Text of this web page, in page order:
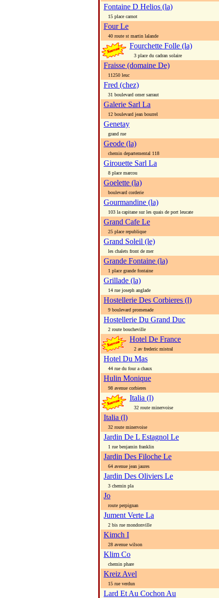
Fontaine D Helios (la)
15 place carnot
Four Le
40 route st martin lalande
Fourchette Folle (la)
3 place du cadran solaire
Fraisse (domaine De)
11250 leuc
Fred (chez)
31 boulevard omer sarraut
Galerie Sarl La
12 boulevard jean bourrel
Genetay
grand rue
Geode (la)
chemin departemental 118
Girouette Sarl La
8 place marcou
Goelette (la)
boulevard corderie
Gourmandine (la)
103 la capitane sur les quais de port leucate
Grand Cafe Le
25 place republique
Grand Soleil (le)
les chalets front de mer
Grande Fontaine (la)
1 place grande fontaine
Grillade (la)
14 rue joseph anglade
Hostellerie Des Corbieres (l)
9 boulevard promenade
Hostellerie Du Grand Duc
2 route boucheville
Hotel De France
2 av frederic mistral
Hotel Du Mas
44 rue du four a chaux
Hulin Monique
98 avenue corbieres
Italia (l)
32 route minervoise
Italia (l)
32 route minervoise
Jardin De L Estagnol Le
1 rue benjamin franklin
Jardin Des Filoche Le
64 avenue jean jaures
Jardin Des Oliviers Le
3 chemin pla
Jo
route perpignan
Jument Verte La
2 bis rue mondonville
Kimch I
28 avenue wilson
Klim Co
chemin phare
Kreiz Avel
15 rue verdun
Lard Et Au Cochon Au